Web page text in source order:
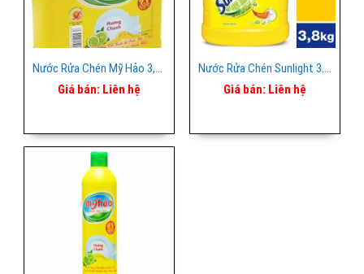
Nước Rửa Chén Mỹ Hảo 3,8 Lít
Giá bán: Liên hệ
Nước Rửa Chén Sunlight 3.8kg Vàng
Giá bán: Liên hệ